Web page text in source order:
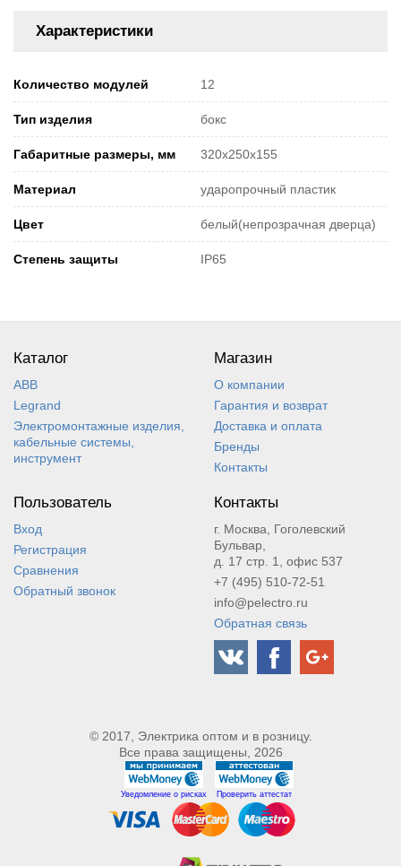
Характеристики
Количество модулей 12
Тип изделия бокс
Габаритные размеры, мм 320х250х155
Материал ударопрочный пластик
Цвет белый(непрозрачная дверца)
Степень защиты IP65
Каталог
ABB
Legrand
Электромонтажные изделия,
кабельные системы,
инструмент
Магазин
О компании
Гарантия и возврат
Доставка и оплата
Бренды
Контакты
Пользователь
Вход
Регистрация
Сравнения
Обратный звонок
Контакты
г. Москва, Гоголевский
Бульвар,
д. 17 стр. 1, офис 537
+7 (495) 510-72-51
info@pelectro.ru
Обратная связь
© 2017, Электрика оптом и в розницу.
Все права защищены, 2026
Уведомление о рисках Проверить аттестат